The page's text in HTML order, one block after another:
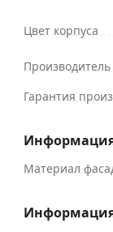
Цвет корпуса
Производитель
Гарантия
Материал
Информация